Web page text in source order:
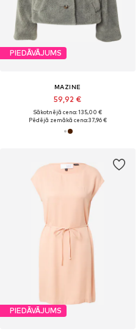
PIEDĀVĀJUMS
MAZINE
59,92 €
Sākotnējā cena: 135,00 €
Pēdējā zemākā cena:37,96 €
PIEDĀVĀJUMS